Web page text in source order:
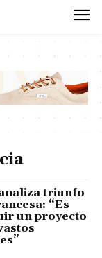
triunfo
“Es
un proyecto